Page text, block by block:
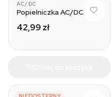
AC/DC
Popielniczka AC/DC
42,99 zł
TYSON 2.0